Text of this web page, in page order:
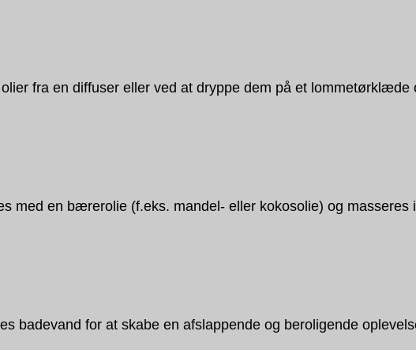
fra en diffuser eller ved at dryppe dem på et lommetørklæde
med en bærerolie (f.eks. mandel- eller kokosolie) og masseres
badevand for at skabe en afslappende og beroligende